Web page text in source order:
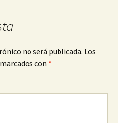
no será publicada. Los
con *